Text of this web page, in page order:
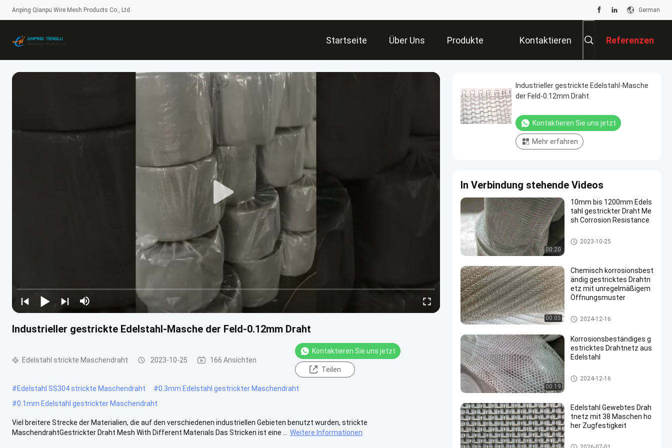
Anping Qianpu Wire Mesh Products Co., Ltd. German
Startseite Über Uns Produkte Kontaktieren
Sie Uns
Referenzen
Industrieller gestrickte Edelstahl-Masche der Feld-0.12mm Draht
Edelstahl strickte Maschendraht 2023-10-25 166 Ansichten
Kontaktieren Sie uns jetzt
Teilen
#Edelstahl SS304 strickte Maschendraht #0.3mm Edelstahl gestrickter Maschendraht
#0.1mm Edelstahl gestrickter Maschendraht
Viel breitere Strecke der Materialien, die auf den verschiedenen industriellen Gebieten benutzt wurden, strickte
MaschendrahtGestrickter Draht Mesh With Different Materials Das Stricken ist eine ...
Weitere Informationen
Industrieller gestrickte Edelstahl-Masche
der Feld-0.12mm Draht
Kontaktieren Sie uns jetzt
Mehr erfahren
In Verbindung stehende Videos
00:20
10mm bis 1200mm Edels
tahl gestrickter Draht Me
sh Corrosion Resistance
Edelstahl strickte Maschendra
ht
2023-10-25
00:05
Chemisch korrosionsbest
ändig gestricktes Drahtn
etz mit unregelmäßigem
Öffnungsmuster
Edelstahl strickte Maschendra
ht
2024-12-16
00:19
Korrosionsbeständiges g
estricktes Drahtnetz aus
Edelstahl
Edelstahl strickte Maschendra
ht
2024-12-16
Edelstahl Gewebtes Drah
tnetz mit 38 Maschen ho
her Zugfestigkeit
SS-Drahtgewebemaschendrah